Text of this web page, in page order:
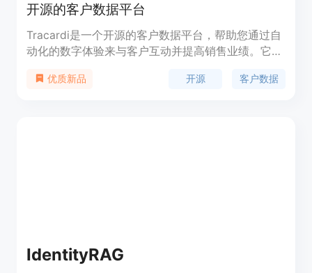
开源的客户数据平台
Tracardi是一个开源的客户数据平台，帮助您通过自
动化的数字体验来与客户互动并提高销售业绩。它可
洞察，用于改善客户体验。通过自动化个性化的消息
优质新品 开源 客户数据
IdentityRAG